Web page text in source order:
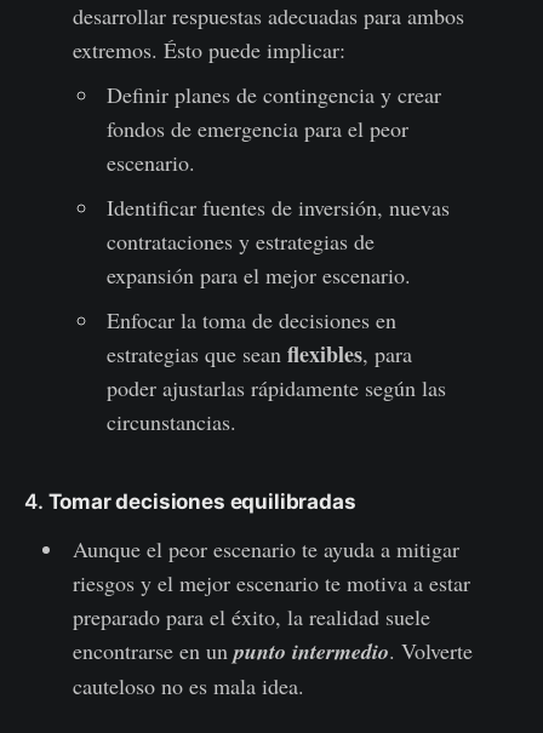
desarrollar respuestas adecuadas para ambos
extremos. Ésto puede implicar:
Definir planes de contingencia y crear
fondos de emergencia para el peor
escenario.
Identificar fuentes de inversión, nuevas
contrataciones y estrategias de
expansión para el mejor escenario.
Enfocar la toma de decisiones en
estrategias que seanflexibles, para
poder ajustarlas rápidamente según las
circunstancias.
4. Tomar decisiones equilibradas
Aunque el peor escenario te ayuda a mitigar
riesgos y el mejor escenario te motiva a estar
preparado para el éxito, la realidad suele
encontrarse en unpunto intermedio. Volverte
cauteloso no es mala idea.